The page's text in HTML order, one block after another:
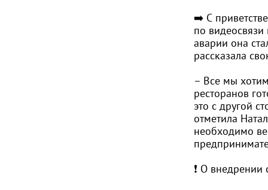
➡️ С
по
аварии она
рассказала
– Все мы
ресторанов
это с другой
отметила
необходимо
❗️ О